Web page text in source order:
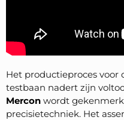
Het productieproces voor
testbaan nadert zijn
Mercon wordt
precisietechniek. Het